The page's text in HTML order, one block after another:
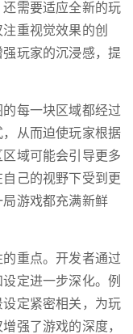
需要适应全新的玩
重视觉效果的创
玩家的沉浸感，提
每一块区域都经过
从而迫使玩家根据
域可能会引导更多
己的视野下受到更
游戏都充满新鲜
重点。开发者通过
定进一步深化。例
定紧密相关，为玩
强了游戏的深度，